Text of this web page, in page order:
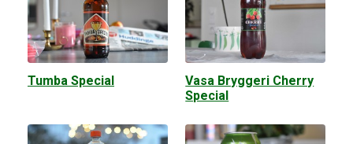
Tumba Special
Vasa Bryggeri Cherry
Special